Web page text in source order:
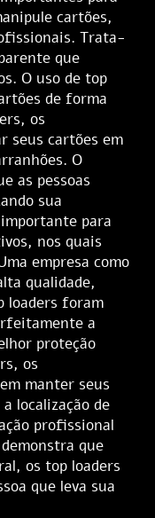
cartões,
Trata-
que
O uso de top
de forma
os
seus cartões em
O
as pessoas
sua
para
nos quais
empresa como
qualidade,
loaders foram
a
proteção
os
manter seus
localização de
profissional
que
os top loaders
que leva sua